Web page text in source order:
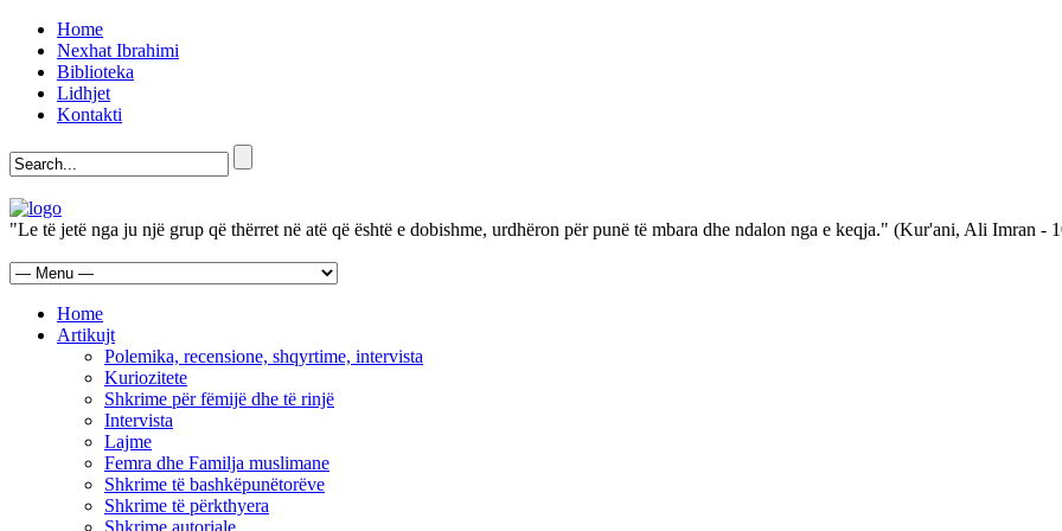
Home
Nexhat Ibrahimi
Biblioteka
Lidhjet
Kontakti
"Le të jetë nga ju një grup që thërret në atë që është e dobishme, urdhëron për punë të mbara dhe ndalon nga e keqja." (Kur'ani, Ali Imran -
Home
Artikujt
Polemika, recensione, shqyrtime, intervista
Kuriozitete
Shkrime për fëmijë dhe të rinjë
Intervista
Lajme
Femra dhe Familja muslimane
Shkrime të bashkëpunëtorëve
Shkrime të përkthyera
Shkrime autoriale